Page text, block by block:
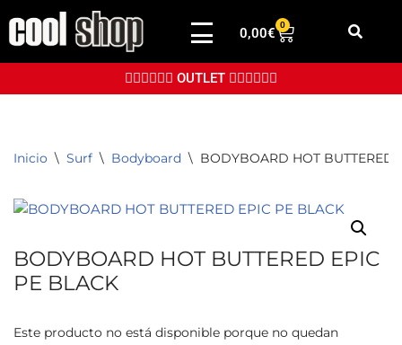
Saltar
contenido
0,00€
0
👉🏼👉🏼👉🏼 OUTLET 👈🏼👈🏼👈🏼
Inicio \ Surf \ Bodyboard \ BODYBOARD HOT BUTTERED
BODYBOARD HOT BUTTERED EPIC
PE BLACK
Este producto no está disponible porque no quedan